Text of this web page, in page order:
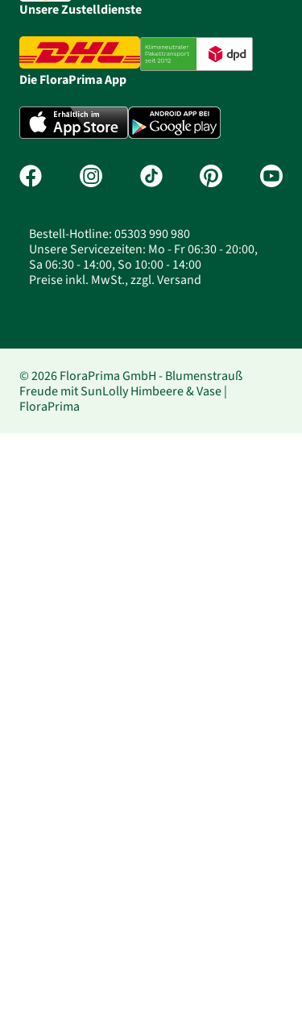
Unsere Zustelldienste
Die FloraPrima App
Bestell-Hotline: 05303 990 980
Unsere Servicezeiten: Mo - Fr 06:30 - 20:00,
Sa 06:30 - 14:00, So 10:00 - 14:00
Preise inkl. MwSt., zzgl. Versand
© 2026 FloraPrima GmbH - Blumenstrauß
Freude mit SunLolly Himbeere & Vase |
FloraPrima